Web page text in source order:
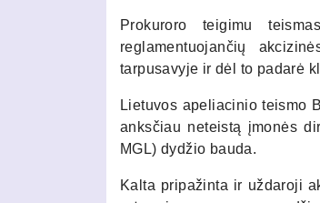
Prokuroro teigimu
reglamentuojančių
tarpusavyje ir dėl to padarė
Lietuvos apeliacinio teismo
anksčiau neteistą įmonės
MGL) dydžio bauda.
Kalta pripažinta ir uždaroji